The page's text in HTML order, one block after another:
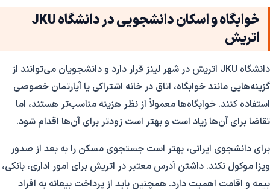
خوابگاه و اسکان دانشجویی در دانشگاه JKU
اتریش
دانشگاه JKU اتریش در شهر لینز قرار دارد و دانشجویان می‌توانند از
گزینه‌هایی مانند خوابگاه، اتاق در خانه اشتراکی یا آپارتمان خصوصی
استفاده کنند. خوابگاه‌ها معمولاً از نظر هزینه مناسب‌تر هستند، اما
تقاضا برای آن‌ها زیاد است و بهتر است زودتر برای آن‌ها اقدام شود.
برای دانشجوی ایرانی، بهتر است جستجوی مسکن را به بعد از صدور
ویزا موکول نکند. داشتن آدرس معتبر در اتریش برای امور اداری، بانکی،
بیمه و اقامت اهمیت دارد. همچنین باید از پرداخت بیعانه به افراد